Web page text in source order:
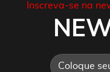
Inscreva-se na